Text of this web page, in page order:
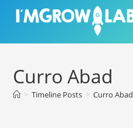
Curro Abad
> Timeline Posts > Curro Abad